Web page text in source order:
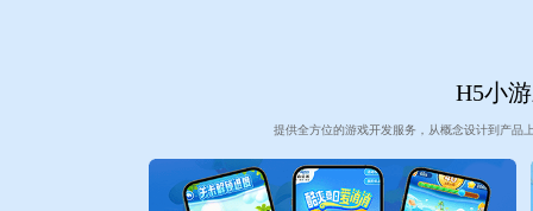
H5小
提供全方位的游戏开发服务，从概念设计到产品